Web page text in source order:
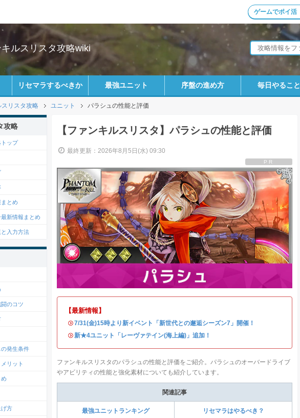
ゲームでポイ活
ルスリスタ攻略wiki
リセマラするべきか 最強ユニット 序盤の進め方 毎日やること
スリスタ攻略 ユニット パラシュの性能と評価
【ファンキルスリスタ】パラシュの性能と評価
最終更新：2026年8月5日(水) 09:30
PR
【最新情報】
・7/31(金)15時より新イベント「新世代との邂逅シーズン7」開催！
・新★4ユニット「レーヴァテイン(海上編)」追加！
ファンキルスリスタのパラシュの性能と評価をご紹介。パラシュのオーバードライブ
やアビリティの性能と強化素材についても紹介しています。
関連記事
最強ユニットランキング リセマラはやるべき？
攻略
ップ
とめ
新情報まとめ
入力方法
のコツ
発生条件
リット
め
げ方